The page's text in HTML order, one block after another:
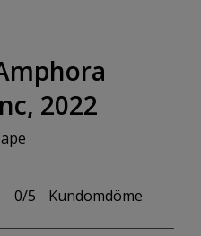
2022
0/5 Kundomdöme